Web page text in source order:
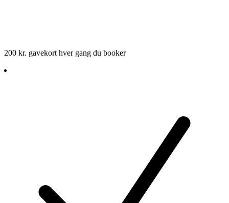
200 kr. gavekort hver gang du booker